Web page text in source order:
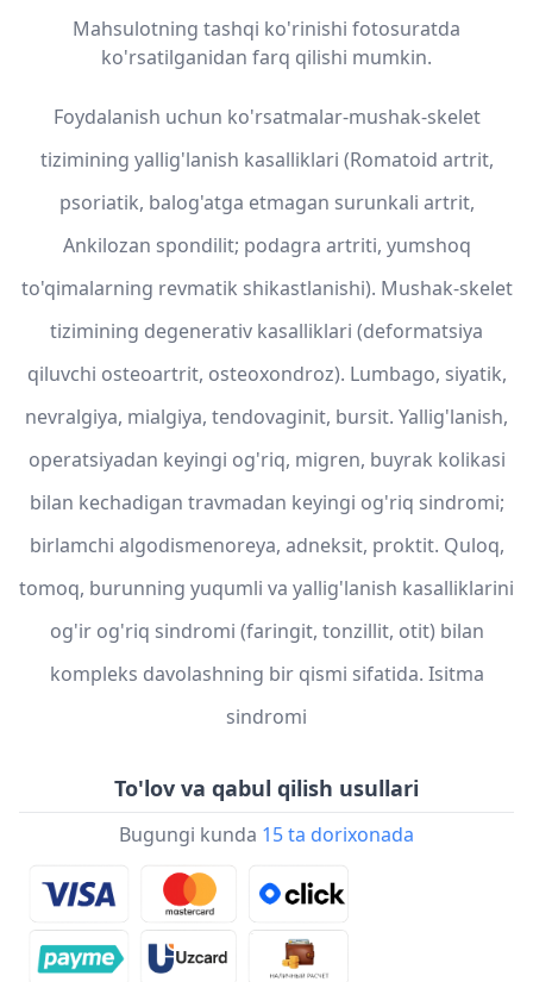
Mahsulotning tashqi ko'rinishi fotosuratda
ko'rsatilganidan farq qilishi mumkin.
Foydalanish uchun ko'rsatmalar-mushak-skelet
tizimining yallig'lanish kasalliklari (Romatoid artrit,
psoriatik, balog'atga etmagan surunkali artrit,
Ankilozan spondilit; podagra artriti, yumshoq
to'qimalarning revmatik shikastlanishi). Mushak-skelet
tizimining degenerativ kasalliklari (deformatsiya
qiluvchi osteoartrit, osteoxondroz). Lumbago, siyatik,
nevralgiya, mialgiya, tendovaginit, bursit. Yallig'lanish,
operatsiyadan keyingi og'riq, migren, buyrak kolikasi
bilan kechadigan travmadan keyingi og'riq sindromi;
birlamchi algodismenoreya, adneksit, proktit. Quloq,
tomoq, burunning yuqumli va yallig'lanish kasalliklarini
og'ir og'riq sindromi (faringit, tonzillit, otit) bilan
kompleks davolashning bir qismi sifatida. Isitma
sindromi
To'lov va qabul qilish usullari
Bugungi kunda 15 ta dorixonada